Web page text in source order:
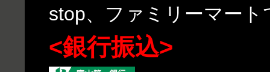
stop、ファミリーマー
<銀行振込>